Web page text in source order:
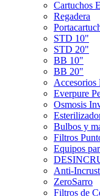
Cartuchos
Regadera
STD 10"
STD 20"
BB 10"
BB 20"
Accesorios
Everpure
Osmosis
Bulbos y
Filtros
Equipos
Anti-
ZeroSarro
Filtros de